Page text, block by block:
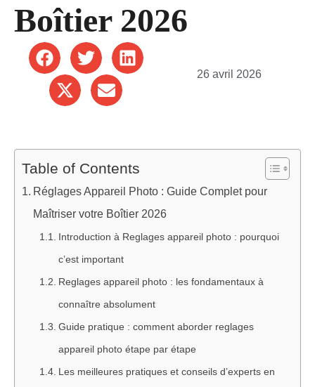
Boîtier 2026
26 avril 2026
Table of Contents
Réglages Appareil Photo : Guide Complet pour
Maîtriser votre Boîtier 2026
Introduction à Reglages appareil photo : pourquoi
c’est important
Reglages appareil photo : les fondamentaux à
connaître absolument
Guide pratique : comment aborder reglages
appareil photo étape par étape
Les meilleures pratiques et conseils d’experts en